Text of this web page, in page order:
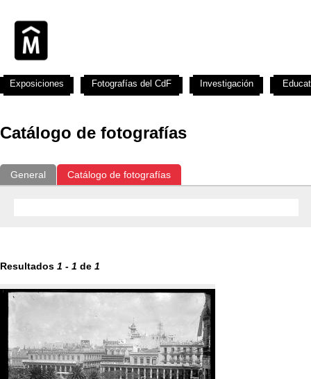
Catálogo de fotografías
General Catálogo de fotografías
Resultados 1 - 1 de 1
Exposiciones Fotografías del CdF Investigación